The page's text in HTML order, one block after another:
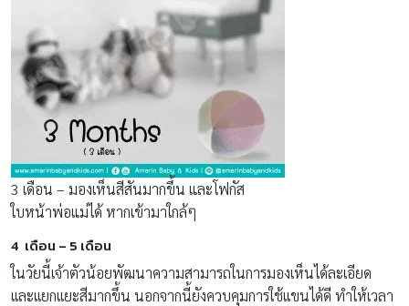
3 เดือน – มองเห็นสีสันมากขึ้น และโฟกัส
ใบหน้าพ่อแม่ได้ หากเข้ามาใกล้ๆ
4 เดือน – 5 เดือน
ในวัยนี้เจ้าตัวน้อยพัฒนาความสามารถในการมองเห็นได้ละเอียด
เเละเเยกเเยะสีมากขึ้น นอกจากนี้ยังควบคุมการใช้เเขนได้ดี ทำให้เวลา